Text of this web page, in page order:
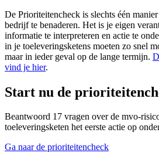
De Prioriteitencheck is slechts één
bedrijf te benaderen. Het is je eigen
informatie te interpreteren en actie te
in je toeleveringsketens moeten zo snel
maar in ieder geval op de lange termijn.
vind je hier.
Start nu de
Beantwoord 17 vragen over de mvo-
toeleveringsketen het eerste actie op
Ga naar de prioriteitencheck